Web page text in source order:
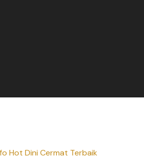
Hot Dini Cermat Terbaik